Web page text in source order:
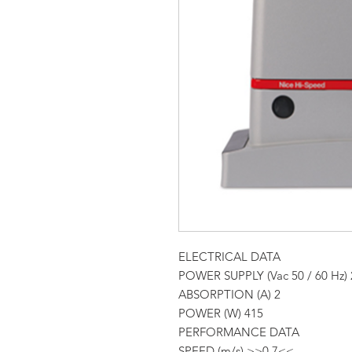
ELECTRICAL DATA
POWER SUPPLY (Vac 50 / 60 Hz)
ABSORPTION (A) 2
POWER (W) 415
PERFORMANCE DATA